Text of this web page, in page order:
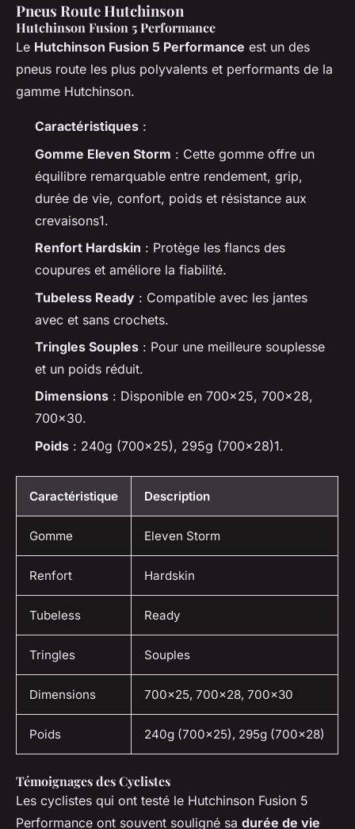
Pneus Route Hutchinson
Hutchinson Fusion 5 Performance
Le Hutchinson Fusion 5 Performance est un des
pneus route les plus polyvalents et performants de la
gamme Hutchinson.
Caractéristiques :
Gomme Eleven Storm : Cette gomme offre un
équilibre remarquable entre rendement, grip,
durée de vie, confort, poids et résistance aux
crevaisons1.
Renfort Hardskin : Protège les flancs des
coupures et améliore la fiabilité.
Tubeless Ready : Compatible avec les jantes
avec et sans crochets.
Tringles Souples : Pour une meilleure souplesse
et un poids réduit.
Dimensions : Disponible en 700x25, 700x28,
700x30.
Poids : 240g (700x25), 295g (700x28)1.
Caractéristique Description
Gomme Eleven Storm
Renfort Hardskin
Tubeless Ready
Tringles Souples
Dimensions 700x25, 700x28, 700x30
Poids 240g (700x25), 295g (700x28)
Témoignages des Cyclistes
Les cyclistes qui ont testé le Hutchinson Fusion 5
Performance ont souvent souligné sa durée de vie